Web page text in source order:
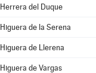
Herrera del Duque
Higuera de la Serena
Higuera de Llerena
Higuera de Vargas